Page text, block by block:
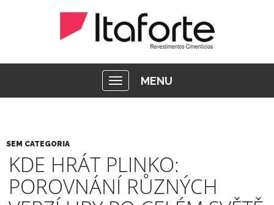
MENU
SEM CATEGORIA
KDE HRÁT PLINKO:
POROVNÁNÍ RŮZNÝCH